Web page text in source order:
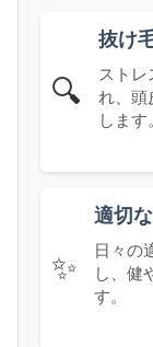
🔍
抜け
スト
れ、頭
します
✨
適切
日々の
し、健
す。